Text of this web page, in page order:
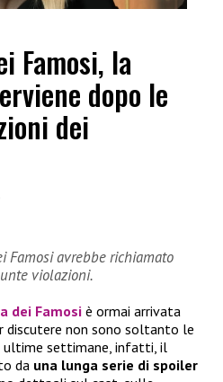
Famosi, la
dopo le
dei
Famosi avrebbe richiamato
violazioni.
dei Famosi è ormai arrivata
non sono soltanto le
ultime settimane, infatti, il
da una lunga serie di spoiler